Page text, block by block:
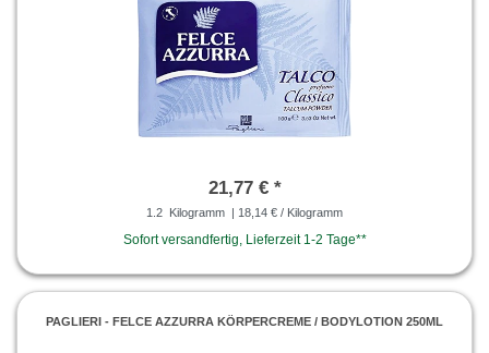
21,77 € *
1.2 Kilogramm | 18,14 € / Kilogramm
Sofort versandfertig, Lieferzeit 1-2 Tage**
PAGLIERI - FELCE AZZURRA KÖRPERCREME / BODYLOTION 250ML